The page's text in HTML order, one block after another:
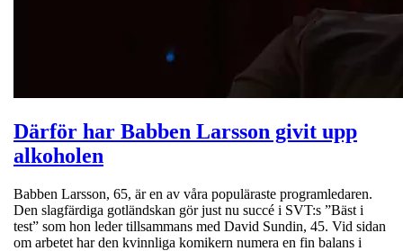
Därför har Babben Larsson givit upp
alkoholen
Babben Larsson, 65, är en av våra populäraste programledaren.
Den slagfärdiga gotländskan gör just nu succé i SVT:s ”Bäst i
test” som hon leder tillsammans med David Sundin, 45. Vid sidan
om arbetet har den kvinnliga komikern numera en fin balans i